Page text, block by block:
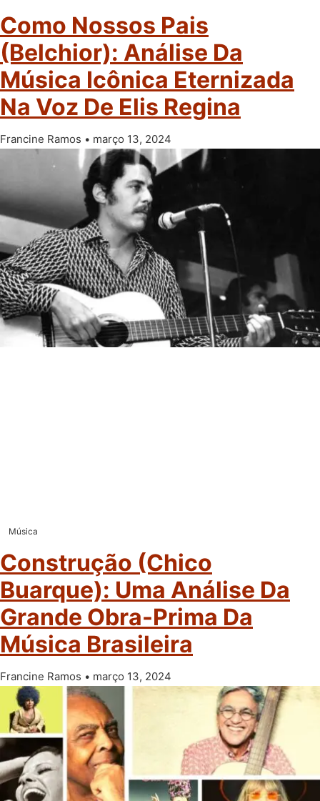
Como Nossos Pais
(Belchior): Análise Da
Música Icônica Eternizada
Na Voz De Elis Regina
Francine Ramos março 13, 2024
Música
Construção (Chico
Buarque): Uma Análise Da
Grande Obra-Prima Da
Música Brasileira
Francine Ramos março 13, 2024